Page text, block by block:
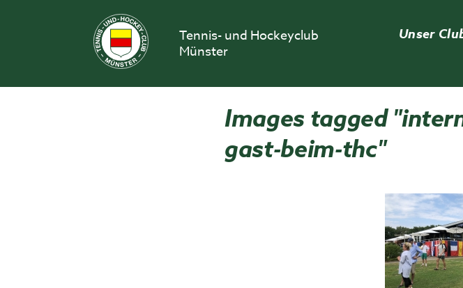
Tennis- und Hockeyclub
Münster
Unser
Images tagged
gast-beim-thc"